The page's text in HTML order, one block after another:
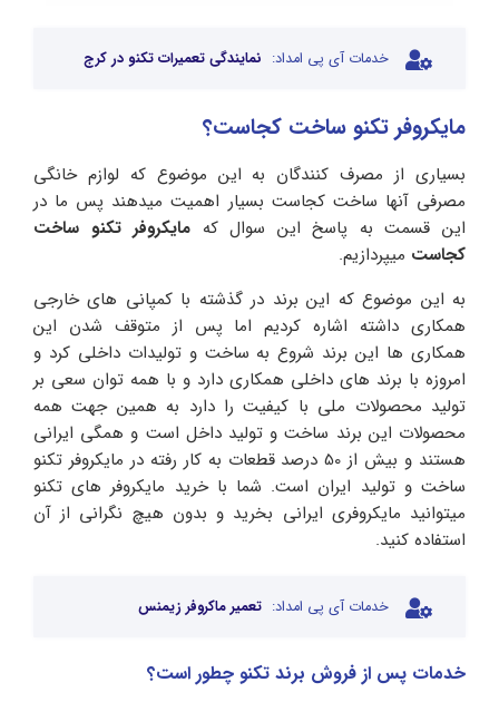
خدمات آی پی امداد: نمایندگی تعمیرات تکنو در کرج
مایکروفر تکنو ساخت کجاست؟
بسیاری از مصرف کنندگان به این موضوع که لوازم خانگی
مصرفی آنها ساخت کجاست بسیار اهمیت میدهند پس ما در
این قسمت به پاسخ این سوال که مایکروفر تکنو ساخت
کجاست میپردازیم.
به این موضوع که این برند در گذشته با کمپانی های خارجی
همکاری داشته اشاره کردیم اما پس از متوقف شدن این
همکاری ها این برند شروع به ساخت و تولیدات داخلی کرد و
امروزه با برند های داخلی همکاری دارد و با همه توان سعی بر
تولید محصولات ملی با کیفیت را دارد به همین جهت همه
محصولات این برند ساخت و تولید داخل است و همگی ایرانی
هستند و بیش از 50 درصد قطعات به کار رفته در مایکروفر تکنو
ساخت و تولید ایران است. شما با خرید مایکروفر های تکنو
میتوانید مایکروفری ایرانی بخرید و بدون هیچ نگرانی از آن
استفاده کنید.
خدمات آی پی امداد: تعمیر ماکروفر زیمنس
خدمات پس از فروش برند تکنو چطور است؟